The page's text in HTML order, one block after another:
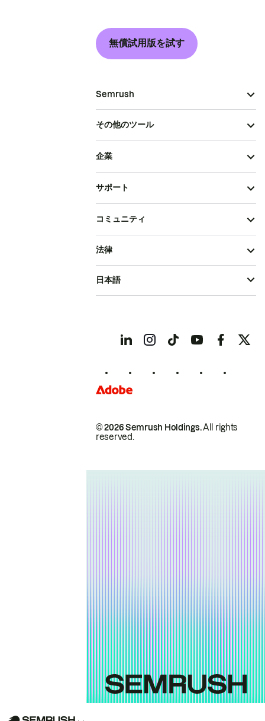
無償試用版を試す
Semrush
その他のツール
企業
サポート
コミュニティ
© 2026 Semrush Holdings.All rights
reserved.
法律
日本語